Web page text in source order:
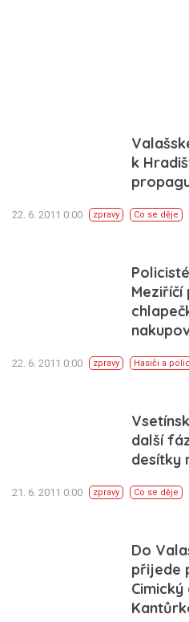
k
22. 6. 2011 0:00 zpravy Co se děje
22. 6. 2011 0:00 zpravy Hasiči a
další
desítky
21. 6. 2011 0:00 zpravy Co se děje
Do
přijede